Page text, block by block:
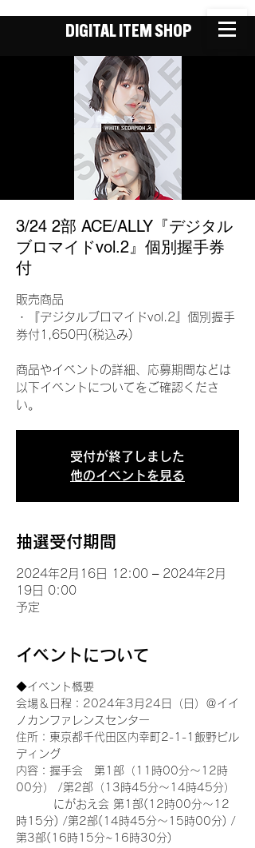
DIGITAL ITEM SHOP
3/24 2部 ACE/ALLY『デジタル
ブロマイドvol.2』個別握手券
付
販売商品
・『デジタルブロマイドvol.2』個別握手
券付1,650円(税込み)
商品やイベントの詳細、応募期間などは
以下イベントについてをご確認くださ
い。
受付が終了しました
他のイベントを見る
抽選受付期間
2024年2月16日 12:00 – 2024年2月
19日 0:00
予定
イベントについて
◆イベント概要
会場＆日程：2024年3月24日（日）＠イイ
ノカンファレンスセンター
住所：東京都千代田区内幸町2-1-1飯野ビル
ディング
内容：握手会　第1部（11時00分～12時
00分） /第2部（13時45分～14時45分）
にがおえ会 第1部(12時00分～12
時15分) /第2部(14時45分～15時00分) /
第3部(16時15分~16時30分)